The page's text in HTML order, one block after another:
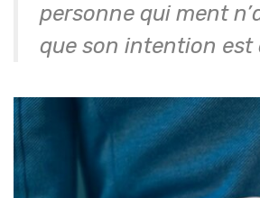
personne qui ment
que son intention est